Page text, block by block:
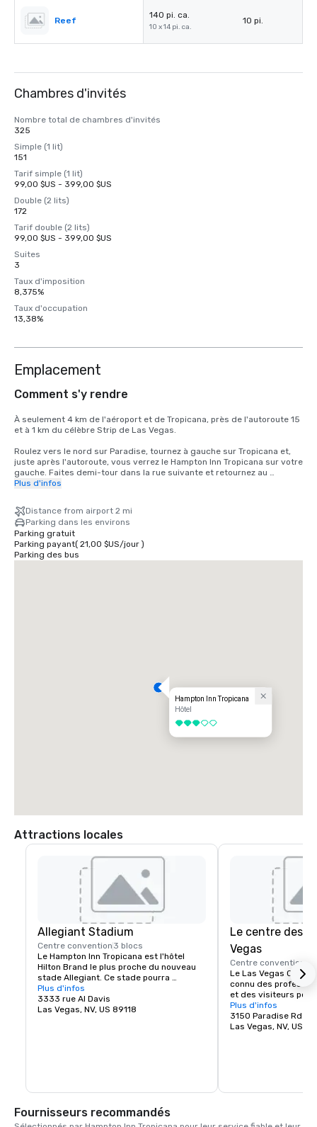
Reef
140 pi. ca.
10 x 14 pi. ca.
10 pi.
Chambres d'invités
Nombre total de chambres d'invités
325
Simple (1 lit)
151
Tarif simple (1 lit)
99,00 $US - 399,00 $US
Double (2 lits)
172
Tarif double (2 lits)
99,00 $US - 399,00 $US
Suites
3
Taux d'imposition
8,375%
Taux d'occupation
13,38%
Emplacement
Comment s'y rendre
À seulement 4 km de l'aéroport et de Tropicana, près de l'autoroute 15
et à 1 km du célèbre Strip de Las Vegas.
Roulez vers le nord sur Paradise, tournez à gauche sur Tropicana et,
juste après l'autoroute, vous verrez le Hampton Inn Tropicana sur votre
gauche. Faites demi-tour dans la rue suivante et retournez au
Hampton Inn Tropicana
Plus d'infos
Distance from airport 2 mi
Parking dans les environs
Parking gratuit
Parking payant( 21,00 $US/jour)
Parking des bus
Hampton Inn Tropicana
Hôtel
3 sur 5
Attractions locales
Allegiant Stadium
Centre convention 3 blocs
Le Hampton Inn Tropicana est l'hôtel
Hilton Brand le plus proche du nouveau
stade Allegiant. Ce stade pourra
accueillir jusqu'à 60 000 fans et sera le
plus récent stade du pays.
Plus d'infos
3333 rue Al Davis
Las Vegas, NV, US 89118
Le centre des
Vegas
Centre convention
Le Las Vegas
connu des
et des visiteurs pour
3 millions de pieds
d'exposition, ses
ses grandes
immédiats et
de haute qualité en
Plus d'infos
3150 Paradise Rd
Las Vegas, NV, US
Fournisseurs recommandés